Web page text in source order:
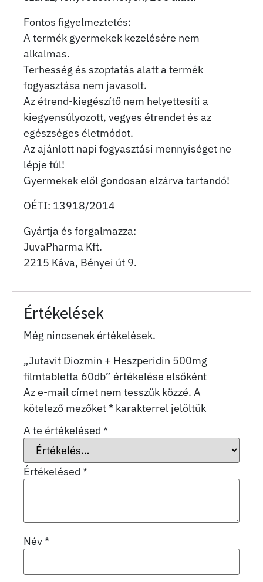
Fontos figyelmeztetés:
A termék gyermekek kezelésére nem
alkalmas.
Terhesség és szoptatás alatt a termék
fogyasztása nem javasolt.
Az étrend-kiegészítő nem helyettesíti a
kiegyensúlyozott, vegyes étrendet és az
egészséges életmódot.
Az ajánlott napi fogyasztási mennyiséget ne
lépje túl!
Gyermekek elől gondosan elzárva tartandó!
OÉTI: 13918/2014
Gyártja és forgalmazza:
JuvaPharma Kft.
2215 Káva, Bényei út 9.
Értékelések
Még nincsenek értékelések.
„Jutavit Diozmin + Heszperidin 500mg
filmtabletta 60db” értékelése elsőként
Az e-mail címet nem tesszük közzé. A
kötelező mezőket* karakterrel jelöltük
A te értékelésed *
Értékelésed *
Név*